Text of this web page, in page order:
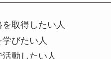
取得したい人
びたい人
動したい人